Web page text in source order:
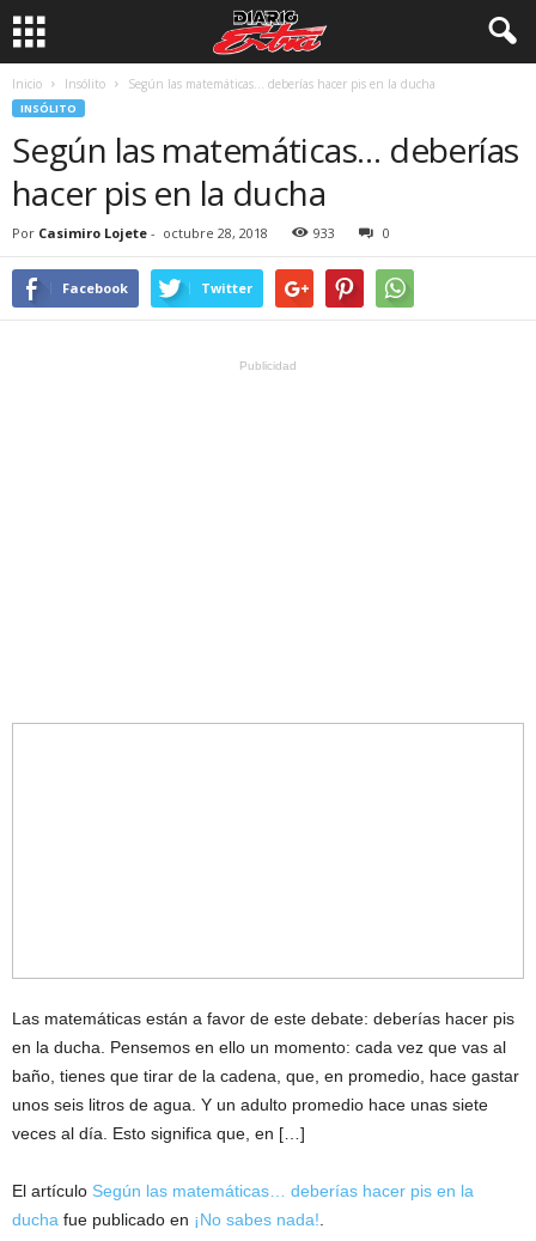
Inicio Insólito Según las matemáticas… deberías hacer pis en la ducha
INSÓLITO
Según las matemáticas… deberías
hacer pis en la ducha
Por Casimiro Lojete - octubre 28, 2018 933 0
Facebook Twitter
Publicidad
Las matemáticas están a favor de este debate: deberías hacer pis
en la ducha. Pensemos en ello un momento: cada vez que vas al
baño, tienes que tirar de la cadena, que, en promedio, hace gastar
unos seis litros de agua. Y un adulto promedio hace unas siete
veces al día. Esto significa que, en […]
El artículo Según las matemáticas… deberías hacer pis en la
ducha fue publicado en ¡No sabes nada!